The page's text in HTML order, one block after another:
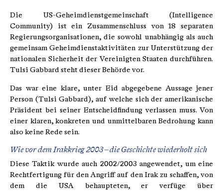
Die US-Geheimdienstgemeinschaft (Intelligence
Community) ist ein Zusammenschluss von 18 separaten
Regierungsorganisationen, die sowohl unabhängig als auch
gemeinsam Geheimdienstaktivitäten zur Unterstützung der
nationalen Sicherheit der Vereinigten Staaten durchführen.
Tulsi Gabbard steht dieser Behörde vor.
Das war eine klare, unter Eid abgegebene Aussage jener
Person (Tulsi Gabbard), auf welche sich der amerikanische
Präsident bei seiner Entscheidfindung verlassen muss. Von
einer klaren, konkreten und unmittelbaren Bedrohung kann
also keine Rede sein.
Wie vor dem Irakkrieg 2003 – die Geschichte wiederholt sich
Diese Taktik wurde auch 2002/2003 angewendet, um eine
Rechtfertigung für den Angriff auf den Irak zu schaffen, von
dem die USA behaupteten, er verfüge über